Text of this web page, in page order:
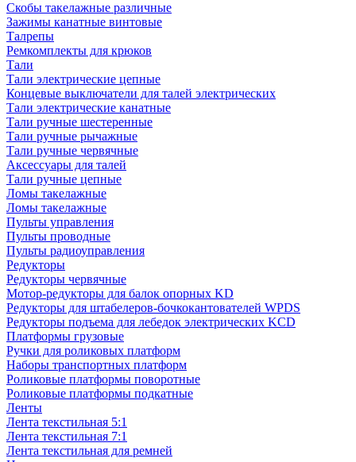
Скобы такелажные различные
Зажимы канатные винтовые
Талрепы
Ремкомплекты для крюков
Тали
Тали электрические цепные
Концевые выключатели для талей электрических
Тали электрические канатные
Тали ручные шестеренные
Тали ручные рычажные
Тали ручные червячные
Аксессуары для талей
Тали ручные цепные
Ломы такелажные
Ломы такелажные
Пульты управления
Пульты проводные
Пульты радиоуправления
Редукторы
Редукторы червячные
Мотор-редукторы для балок опорных KD
Редукторы для штабелеров-бочкокантователей WPDS
Редукторы подъема для лебедок электрических KCD
Платформы грузовые
Ручки для роликовых платформ
Наборы транспортных платформ
Роликовые платформы поворотные
Роликовые платформы подкатные
Ленты
Лента текстильная 5:1
Лента текстильная 7:1
Лента текстильная для ремней